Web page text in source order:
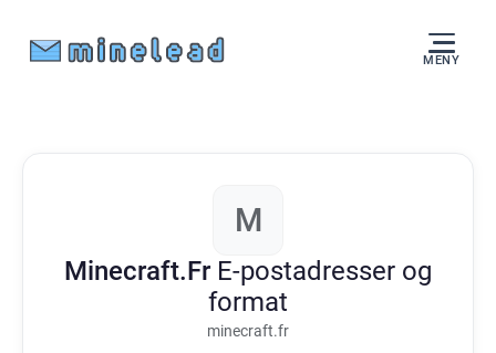
MENY
M
Minecraft.Fr E-postadresser og
format
minecraft.fr